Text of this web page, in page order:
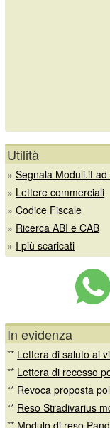
Utilità
»Segnala Moduli.it
» Lettere commerciali
»Codice Fiscale
» Ricerca ABI e CAB
» I più scaricati
In evidenza
** Lettera di saluto ai
** Lettera di recesso
** Revoca proposta
** Reso Stradivarius
** Modulo di reso